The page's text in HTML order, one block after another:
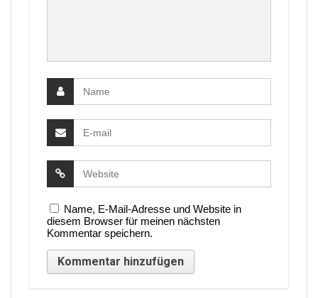
Name, E-Mail-Adresse und Website in
diesem Browser für meinen nächsten
Kommentar speichern.